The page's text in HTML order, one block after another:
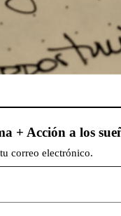
+ Acción a los
correo electrónico.